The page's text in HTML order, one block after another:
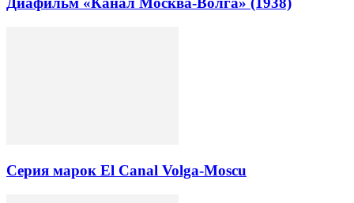
Серия марок El Canal Volga-Moscu